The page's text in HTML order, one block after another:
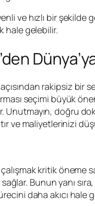
ve hızlı bir
hale gelebilir.
rakipsiz bir
seçimi büyük
Unutmayın, doğru
ve maliyetlerinizi
kritik öneme
sağlar. Bunun yanı
daha akıcı hale